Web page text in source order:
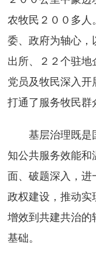
农牧民２００多人
委、政府为轴心，
出所、２２个驻
党员及牧民深入开
打通了服务牧民群
基层治理既是
知公共服务效能和
面、破题深入，
政权建设，推动实
增效到共建共治的
基础。